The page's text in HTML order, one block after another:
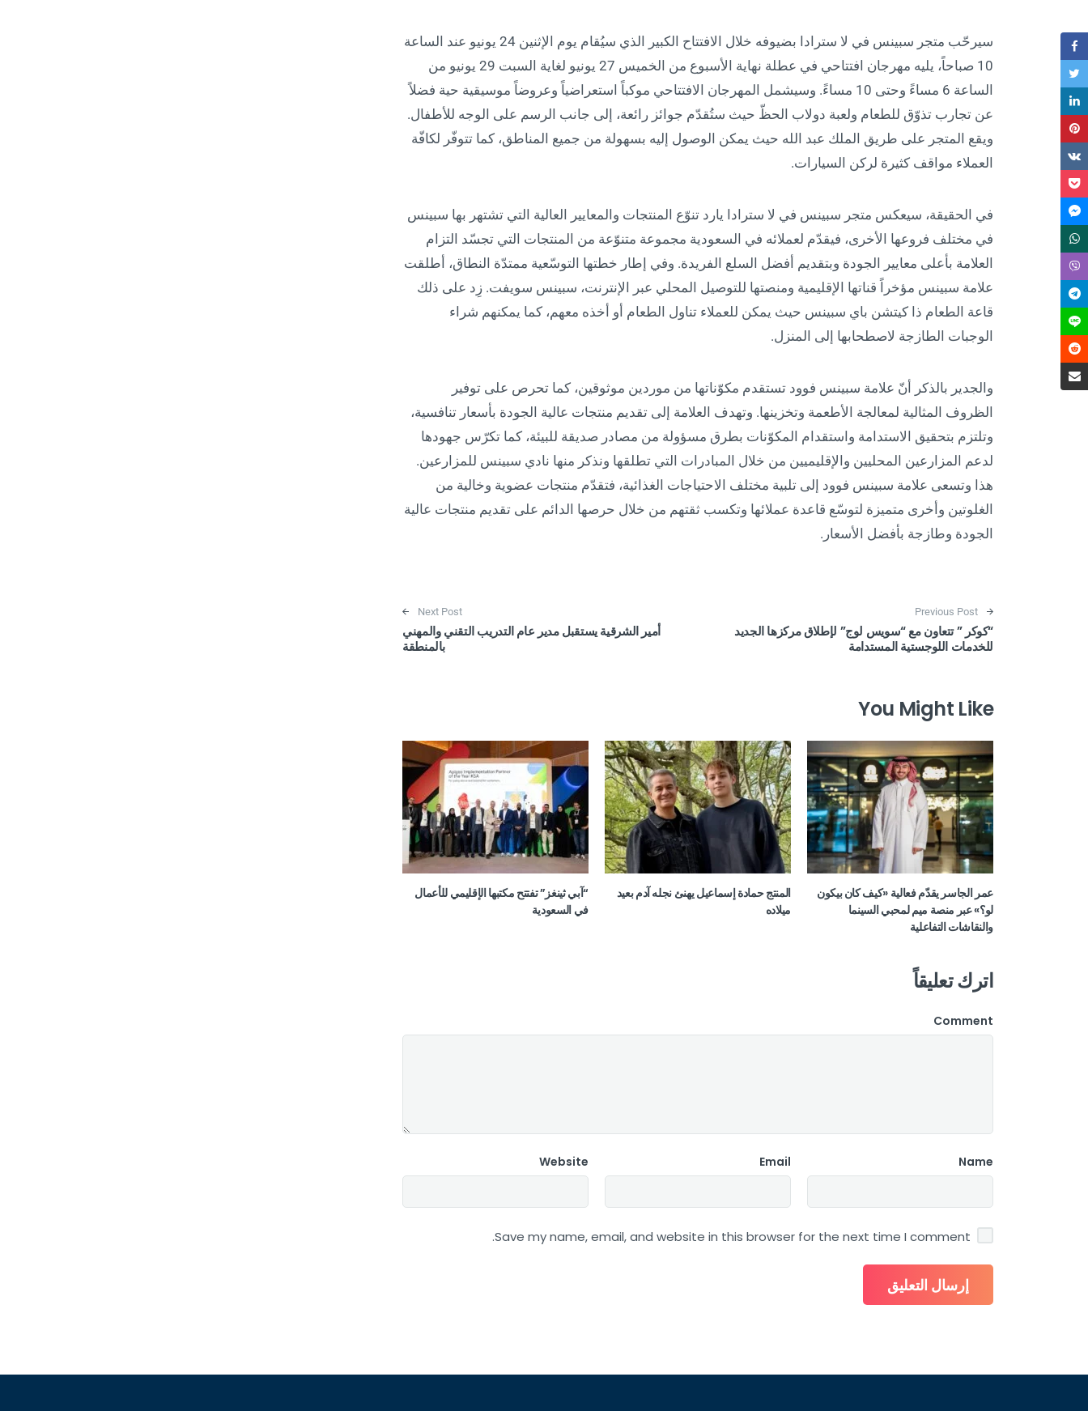
سيرحّب متجر سبينس في لا سترادا بضيوفه خلال الافتتاح الكبير الذي سيُقام يوم الإثنين 24 يونيو عند الساعة
10 صباحاً، يليه مهرجان افتتاحي في عطلة نهاية الأسبوع من الخميس 27 يونيو لغاية السبت 29 يونيو من
الساعة 6 مساءً وحتى 10 مساءً. وسيشمل المهرجان الافتتاحي موكباً استعراضياً وعروضاً موسيقية حية فضلاً
عن تجارب تذوّق للطعام ولعبة دولاب الحظّ حيث ستُقدّم جوائز رائعة، إلى جانب الرسم على الوجه للأطفال.
ويقع المتجر على طريق الملك عبد الله حيث يمكن الوصول إليه بسهولة من جميع المناطق، كما تتوفّر لكافّة
العملاء مواقف كثيرة لركن السيارات.
في الحقيقة، سيعكس متجر سبينس في لا سترادا يارد تنوّع المنتجات والمعايير العالية التي تشتهر بها سبينس
في مختلف فروعها الأخرى، فيقدّم لعملائه في السعودية مجموعة متنوّعة من المنتجات التي تجسّد التزام
العلامة بأعلى معايير الجودة وبتقديم أفضل السلع الفريدة. وفي إطار خطتها التوسّعية ممتدّة النطاق، أطلقت
علامة سبينس مؤخراً قناتها الإقليمية ومنصتها للتوصيل المحلي عبر الإنترنت، سبينس سويفت. زِد على ذلك
قاعة الطعام ذا كيتشن باي سبينس حيث يمكن للعملاء تناول الطعام أو أخذه معهم، كما يمكنهم شراء
الوجبات الطازجة لاصطحابها إلى المنزل.
والجدير بالذكر أنّ علامة سبينس فوود تستقدم مكوّناتها من موردين موثوقين، كما تحرص على توفير
الظروف المثالية لمعالجة الأطعمة وتخزينها. وتهدف العلامة إلى تقديم منتجات عالية الجودة بأسعار تنافسية،
وتلتزم بتحقيق الاستدامة واستقدام المكوّنات بطرق مسؤولة من مصادر صديقة للبيئة، كما تكرّس جهودها
لدعم المزارعين المحليين والإقليميين من خلال المبادرات التي تطلقها ونذكر منها نادي سبينس للمزارعين.
هذا وتسعى علامة سبينس فوود إلى تلبية مختلف الاحتياجات الغذائية، فتقدّم منتجات عضوية وخالية من
الغلوتين وأخرى متميزة لتوسّع قاعدة عملائها وتكسب ثقتهم من خلال حرصها الدائم على تقديم منتجات عالية
الجودة وطازجة بأفضل الأسعار.
Post navigation
Previous Post
“كوكر ” تتعاون مع “سويس لوج” لإطلاق مركزها الجديد
للخدمات اللوجستية المستدامة
Next Post
أمير الشرقية يستقبل مدير عام التدريب التقني والمهني
بالمنطقة
You Might Like
عمر الجاسر يقدّم فعالية «كيف كان بيكون
لو؟» عبر منصة ميم لمحبي السينما
والنقاشات التفاعلية
المنتج حمادة إسماعيل يهنئ نجله آدم بعيد
ميلاده
“آبي ثينغز” تفتتح مكتبها الإقليمي للأعمال
في السعودية
اترك تعليقاً
Comment
Name
Email
Website
Save my name, email, and website in this browser for the next time I comment.